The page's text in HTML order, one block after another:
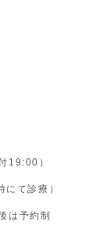
19:00）
て診療）
予約制